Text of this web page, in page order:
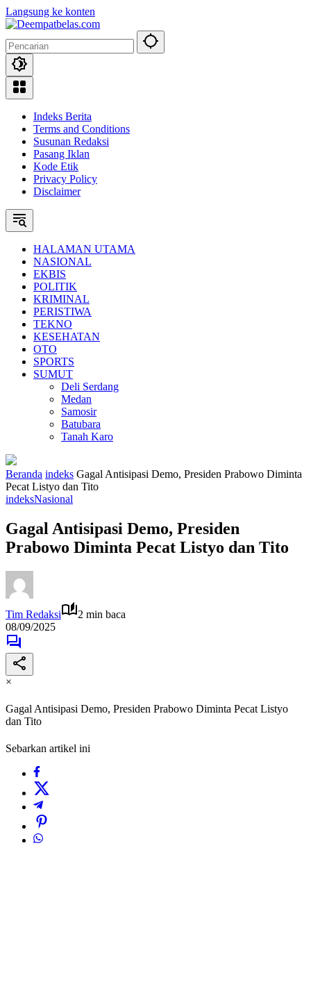
Langsung ke konten
Indeks Berita
Terms and Conditions
Susunan Redaksi
Pasang Iklan
Kode Etik
Privacy Policy
Disclaimer
HALAMAN UTAMA
NASIONAL
EKBIS
POLITIK
KRIMINAL
PERISTIWA
TEKNO
KESEHATAN
OTO
SPORTS
SUMUT
Deli Serdang
Medan
Samosir
Batubara
Tanah Karo
Beranda indeks Gagal Antisipasi Demo, Presiden Prabowo Diminta
Pecat Listyo dan Tito
indeksNasional
Gagal Antisipasi Demo, Presiden
Prabowo Diminta Pecat Listyo dan Tito
Tim Redaksi
2 min baca
08/09/2025
×
Gagal Antisipasi Demo, Presiden Prabowo Diminta Pecat Listyo
dan Tito
Sebarkan artikel ini